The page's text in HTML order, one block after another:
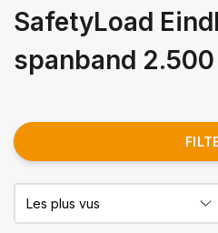
SafetyLoad
spanband